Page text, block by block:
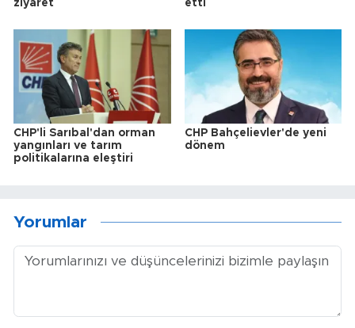
ziyaret
etti
CHP'li Sarıbal'dan orman
yangınları ve tarım
politikalarına eleştiri
CHP Bahçelievler'de yeni
dönem
Yorumlar